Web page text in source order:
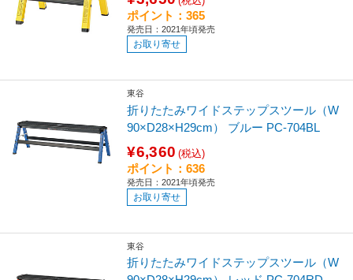
ポイント：365
発売日：2021年頃発売
お取り寄せ
東谷
折りたたみワイドステップスツール（W
90×D28×H29cm） ブルー PC-704BL
¥6,360 (税込)
ポイント：636
発売日：2021年頃発売
お取り寄せ
東谷
折りたたみワイドステップスツール（W